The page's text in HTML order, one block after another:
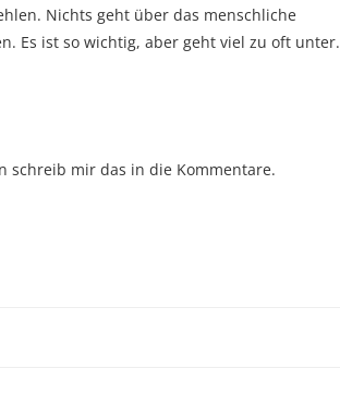
Nichts geht über das menschliche
Es ist so wichtig, aber geht viel zu oft unter.
schreib mir das in die Kommentare.